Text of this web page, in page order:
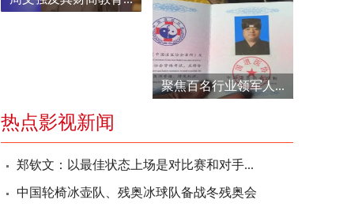
聚焦百名行业领军人...
热点影视新闻
郑钦文：以最佳状态上场是对比赛和对手...
中国轮椅冰壶队、残奥冰球队备战冬残奥会